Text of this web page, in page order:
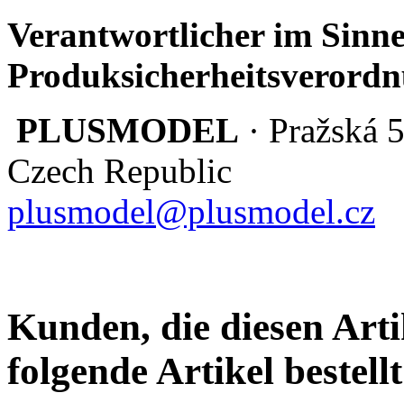
Verantwortlicher im
PLUSMODEL · Pražská
Czech Republic
plusmodel@plusmodel.cz
Kunden, die diesen
folgende Artikel